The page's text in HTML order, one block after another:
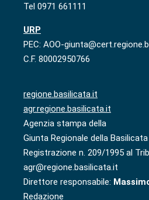
Tel 0971 661111
URP
PEC: AOO-
C.F. 80002950766
regione.basilicata.it
agr.regione.basilicata.it
Agenzia stampa della
Giunta Regionale della Basilicata
Registrazione n. 209/1995 al
agr@regione.basilicata.it
Direttore responsabile:
Redazione